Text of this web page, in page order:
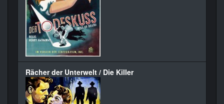
Rächer der Unterwelt / Die Killer